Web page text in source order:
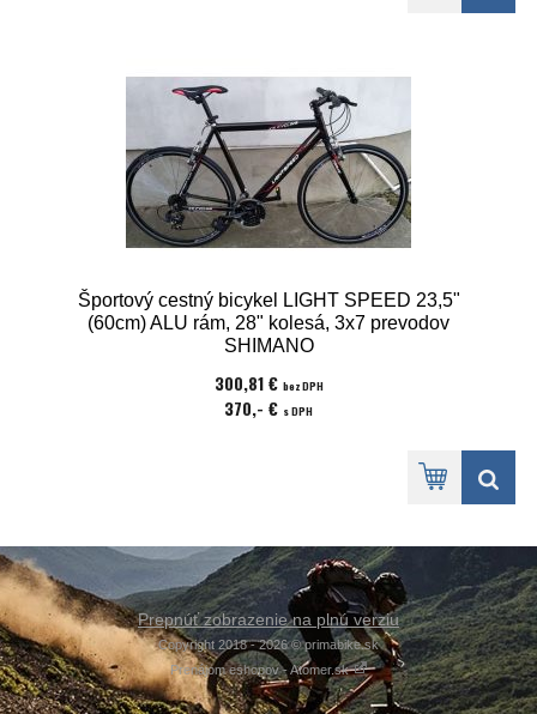
Športový cestný bicykel LIGHT SPEED 23,5"
(60cm) ALU rám, 28" kolesá, 3x7 prevodov
SHIMANO
300,81 € bez DPH
370,- € s DPH
Prepnúť zobrazenie na plnú verziu
Copyright 2018 - 2026 © primabike.sk
Prenájom eshopov - Atomer.sk